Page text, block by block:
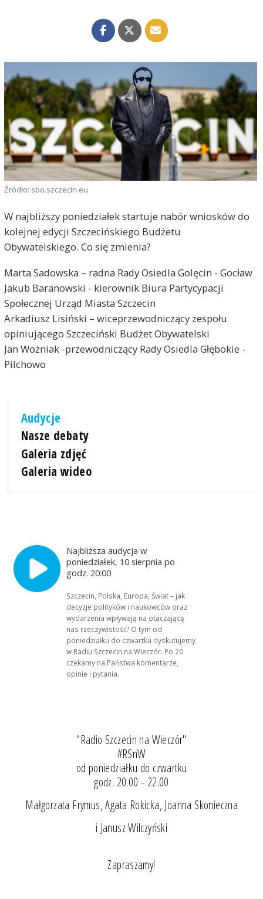
Źródło: sbo.szczecin.eu
W najbliższy poniedziałek startuje nabór wniosków do
kolejnej edycji Szczecińskiego Budżetu
Obywatelskiego. Co się zmienia?
Marta Sadowska – radna Rady Osiedla Golęcin - Gocław
Jakub Baranowski - kierownik Biura Partycypacji
Społecznej Urząd Miasta Szczecin
Arkadiusz Lisiński – wiceprzewodniczący zespołu
opiniującego Szczeciński Budżet Obywatelski
Jan Wożniak -przewodniczący Rady Osiedla Głębokie -
Pilchowo
Audycje
Nasze debaty
Galeria zdjęć
Galeria wideo
Najbliższa audycja w
poniedziałek, 10 sierpnia po
godz. 20:00
Szczecin, Polska, Europa, Świat – jak
decyzje polityków i naukowców oraz
wydarzenia wpływają na otaczającą
nas rzeczywistość? O tym od
poniedziałku do czwartku dyskutujemy
w Radiu Szczecin na Wieczór. Po 20
czekamy na Państwa komentarze,
opinie i pytania.
"Radio Szczecin na Wieczór"
#RSnW
od poniedziałku do czwartku
godz. 20.00 - 22.00
Małgorzata Frymus, Agata Rokicka, Joanna Skonieczna
i Janusz Wilczyński
Zapraszamy!